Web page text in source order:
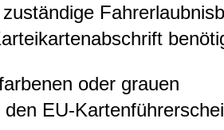
oder grauen
EU-